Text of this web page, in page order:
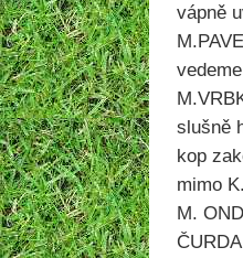
vápně
slušně
kop
mimo
M.